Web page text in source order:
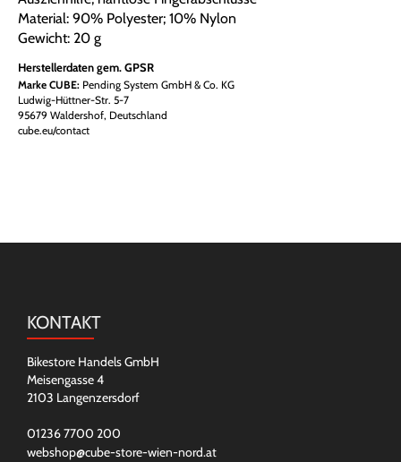
Material: 90% Polyester; 10% Nylon
Gewicht: 20 g
Herstellerdaten gem. GPSR
Marke CUBE: Pending System GmbH & Co. KG
Ludwig-Hüttner-Str. 5-7
95679 Waldershof, Deutschland
cube.eu/contact
KONTAKT
Bikestore Handels GmbH
Meisengasse 4
2103 Langenzersdorf
01236 7700 200
webshop@cube-store-wien-nord.at